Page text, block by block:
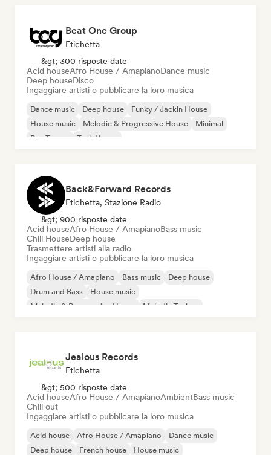
Beat One Group
Etichetta
&gt; 300 risposte date
Acid houseAfro House / AmapianoDance music
Deep houseDisco
Ingaggiare artisti o pubblicare la loro musica
Dance music Deep house
Funky / Jackin House
House music
Melodic & Progressive House
Minimal
Psy-Trance
Tech House
Back&Forward Records
Etichetta, Stazione Radio
&gt; 900 risposte date
Acid houseAfro House / AmapianoBass music
Chill HouseDeep house
Trasmettere artisti alla radio
Ingaggiare artisti o pubblicare la loro musica
Afro House / Amapiano Bass music
Deep house
Drum and Bass
House music
Melodic & Progressive House
Melodic Techno
Jealous Records
Etichetta
&gt; 500 risposte date
Acid houseAfro House / AmapianoAmbientBass music
Chill out
Ingaggiare artisti o pubblicare la loro musica
Acid house Afro House / Amapiano
Dance music
Deep house
French house House music